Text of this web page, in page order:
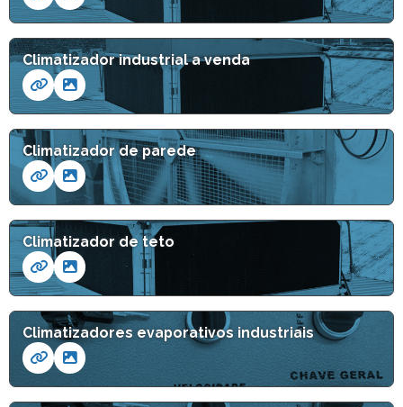
Climatizador industrial a venda
Climatizador de parede
Climatizador de teto
Climatizadores evaporativos industriais